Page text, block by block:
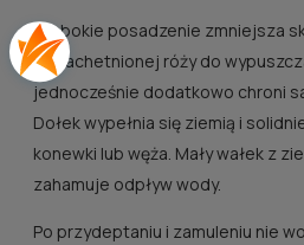
Głębokie posadzenie zmniejsza
uszlachetnionej róży do
jednocześnie dodatkowo chroni
Dołek wypełnia się ziemią i
konewki lub węża. Mały wałek z
zahamuje odpływ wody.
Po przydeptaniu i zamuleniu nie